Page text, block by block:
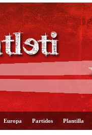
Europa Partidos Plantilla